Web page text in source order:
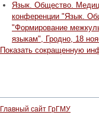
Язык. Общество.
конференции "Язык.
"Формирование
языкам", Гродно, 18
Показать сокращенную
Главный сайт ГрГМУ